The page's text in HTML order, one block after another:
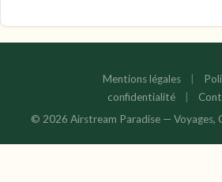
Mentions légales
confidentialité
© 2026 Airstream Paradise — Voyages,